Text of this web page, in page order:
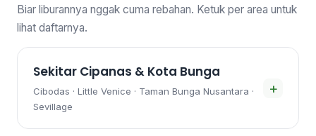
Biar liburannya nggak cuma rebahan. Ketuk per area untuk
lihat daftarnya.
Sekitar Cipanas & Kota Bunga
Cibodas · Little Venice · Taman Bunga Nusantara ·
Sevillage
+